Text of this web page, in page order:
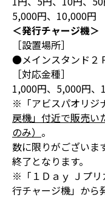
5,000円、10,000円
＜発行チャージ機＞
［設置場所］
●メインスタンド２
［対応金種］
1,000円、5,000円、
※「アビスパオリジ
戻機」付近で販売い
のみ） 。
数に限りがございま
終了となります。
※「１Ｄａｙ Ｊプリ
行チャージ機」から